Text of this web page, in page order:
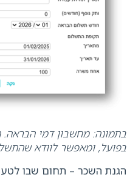
בתמונה: מחשבון דמי הבראה.
בפועל, ומאפשר לוודא
הגנת השכר – תחום שבו